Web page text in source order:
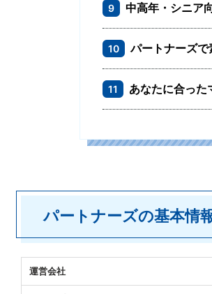
9 中高年・シニア
10 パートナーズで
11 あなたに合った
パートナーズの基本情
運営会社